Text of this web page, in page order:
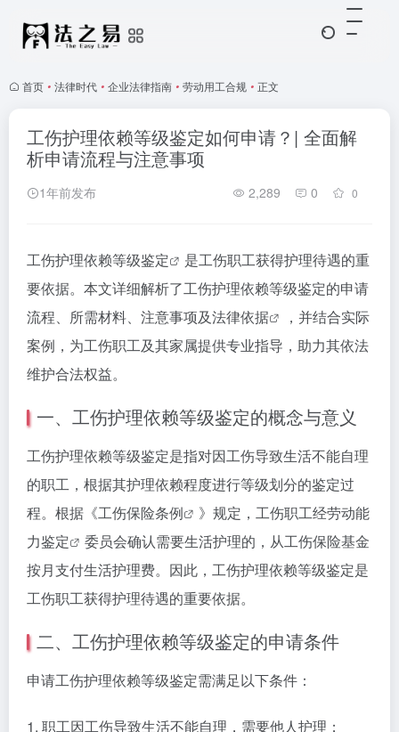
首页 • 法律时代 • 企业法律指南 • 劳动用工合规 • 正文
工伤护理依赖等级鉴定如何申请？| 全面解
析申请流程与注意事项
1年前发布 2,289 0 0
工伤护理依赖等级鉴定
是工伤职工获得护理待遇的重
要依据。本文详细解析了工伤护理依赖等级鉴定的申请
流程、所需材料、注意事项及法律依据
，并结合实际
案例，为工伤职工及其家属提供专业指导，助力其依法
维护合法权益。
一、工伤护理依赖等级鉴定的概念与意义
工伤护理依赖等级鉴定是指对因工伤导致生活不能自理
的职工，根据其护理依赖程度进行等级划分的鉴定过
程。根据《工伤保险条例 》规定，工伤职工经劳动能
力鉴定
委员会确认需要生活护理的，从工伤保险基金
按月支付生活护理费。因此，工伤护理依赖等级鉴定是
工伤职工获得护理待遇的重要依据。
二、工伤护理依赖等级鉴定的申请条件
申请工伤护理依赖等级鉴定需满足以下条件：
1. 职工因工伤导致生活不能自理，需要他人护理；